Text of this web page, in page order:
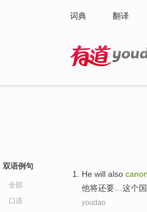
词典 翻译
双语例句
全部
口语
He will also
他将还要 …这个
youdao